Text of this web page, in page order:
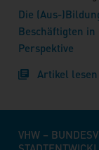
Die (Aus-
Beschäftigten
Perspektive
Artikel lesen
VHW –